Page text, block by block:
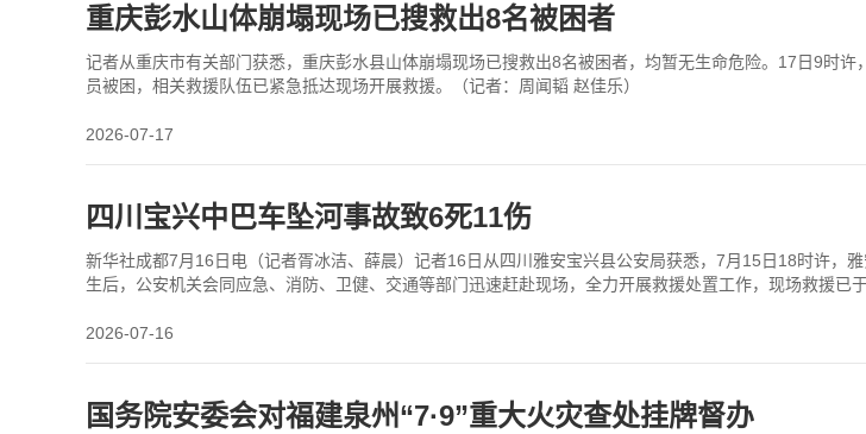
重庆彭水山体崩塌现场已搜救出8名被困者
记者从重庆市有关部门获悉，重庆彭水县山体崩塌现场已搜救出8名被困者，均暂无生命危险。17日9时
员被困，相关救援队伍已紧急抵达现场开展救援。（记者：周闻韬 赵佳乐）
2026-07-17
四川宝兴中巴车坠河事故致6死11伤
新华社成都7月16日电（记者胥冰洁、薛晨）记者16日从四川雅安宝兴县公安局获悉，7月15日18时许，
生后，公安机关会同应急、消防、卫健、交通等部门迅速赶赴现场，全力开展救援处置工作，现场救援
2026-07-16
国务院安委会对福建泉州“7·9”重大火灾查处挂牌督办